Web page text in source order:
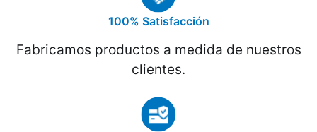
100% Satisfacción
Fabricamos productos a medida de nuestros
clientes.